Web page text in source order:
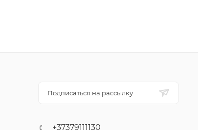
Подписаться на рассылку
+37379111130